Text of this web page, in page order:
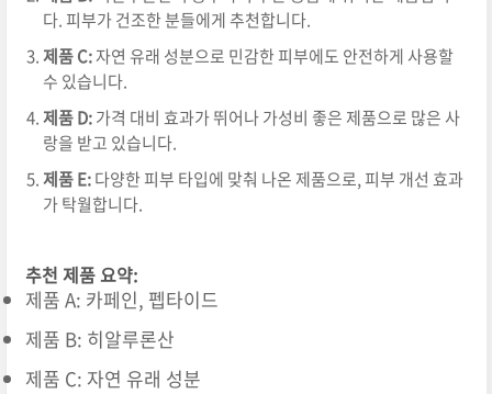
다. 피부가 건조한 분들에게 추천합니다.
제품 C:자연 유래 성분으로 민감한 피부에도 안전하게 사용할
수 있습니다.
제품 D:가격 대비 효과가 뛰어나 가성비 좋은 제품으로 많은 사
랑을 받고 있습니다.
제품 E:다양한 피부 타입에 맞춰 나온 제품으로, 피부 개선 효과
가 탁월합니다.
추천 제품 요약:
제품 A: 카페인, 펩타이드
제품 B: 히알루론산
제품 C: 자연 유래 성분